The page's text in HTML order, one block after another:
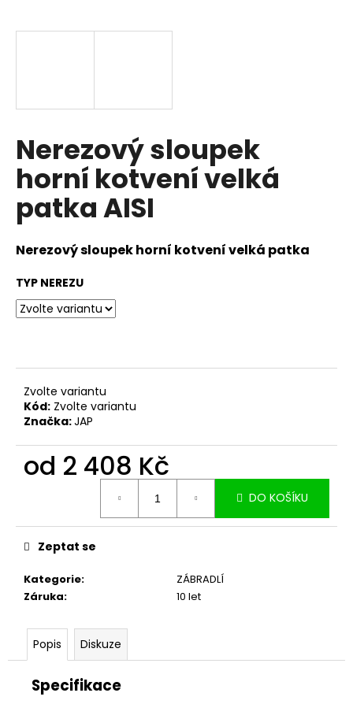
Nerezový sloupek
horní kotvení velká
patka AISI
Nerezový sloupek horní kotvení velká patka
TYP NEREZU
Zvolte variantu
Kód: Zvolte variantu
Značka:JAP
od 2 408 Kč
DO KOŠÍKU
Kategorie:
ZÁBRADLÍ
Záruka: 10 let
Zeptat se
Popis Diskuze
Specifikace
j
?
HLEDAT
D
p
o
r
u
e
m
e